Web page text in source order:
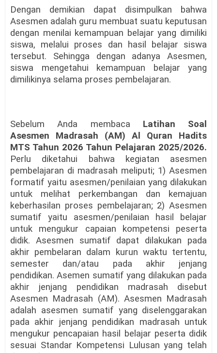
Dengan demikian dapat disimpulkan bahwa
Asesmen adalah guru membuat suatu keputusan
dengan menilai kemampuan belajar yang dimiliki
siswa, melalui proses dan hasil belajar siswa
tersebut. Sehingga dengan adanya Asesmen,
siswa mengetahui kemampuan belajar yang
dimilikinya selama proses pembelajaran.
Sebelum Anda membaca Latihan Soal
Asesmen Madrasah (AM) Al Quran Hadits
MTS Tahun 2026 Tahun Pelajaran 2025/2026.
Perlu diketahui bahwa kegiatan asesmen
pembelajaran di madrasah meliputi; 1) Asesmen
formatif yaitu asesmen/penilaian yang dilakukan
untuk melihat perkembangan dan kemajuan
keberhasilan proses pembelajaran; 2) Asesmen
sumatif yaitu asesmen/penilaian hasil belajar
untuk mengukur capaian kompetensi peserta
didik. Asesmen sumatif dapat dilakukan pada
akhir pembelaran dalam kurun waktu tertentu,
semester dan/atau pada akhir jenjang
pendidikan. Asemen sumatif yang dilakukan pada
akhir jenjang pendidikan madrasah disebut
Asesmen Madrasah (AM). Asesmen Madrasah
adalah asesmen sumatif yang diselenggarakan
pada akhir jenjang pendidikan madrasah untuk
mengukur pencapaian hasil belajar peserta didik
sesuai Standar Kompetensi Lulusan yang telah